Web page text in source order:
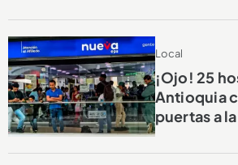
Local
¡Ojo! 25
Antioquia
puertas a